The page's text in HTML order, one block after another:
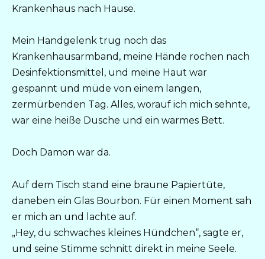
Krankenhaus nach Hause.
Mein Handgelenk trug noch das
Krankenhausarmband, meine Hände rochen nach
Desinfektionsmittel, und meine Haut war
gespannt und müde von einem langen,
zermürbenden Tag. Alles, worauf ich mich sehnte,
war eine heiße Dusche und ein warmes Bett.
Doch Damon war da.
Auf dem Tisch stand eine braune Papiertüte,
daneben ein Glas Bourbon. Für einen Moment sah
er mich an und lachte auf.
„Hey, du schwaches kleines Hündchen“, sagte er,
und seine Stimme schnitt direkt in meine Seele.